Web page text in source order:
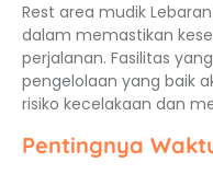
Rest area mudik
dalam memastikan
perjalanan. Fasilitas
pengelolaan yang baik
risiko kecelakaan dan
Pentingnya